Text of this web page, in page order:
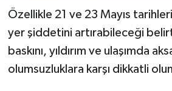
Özellikle 21 ve 23 Mayıs
yer şiddetini artırabileceği
baskını, yıldırım ve ulaşımda
olumsuzluklara karşı dikkatli
SİYASET